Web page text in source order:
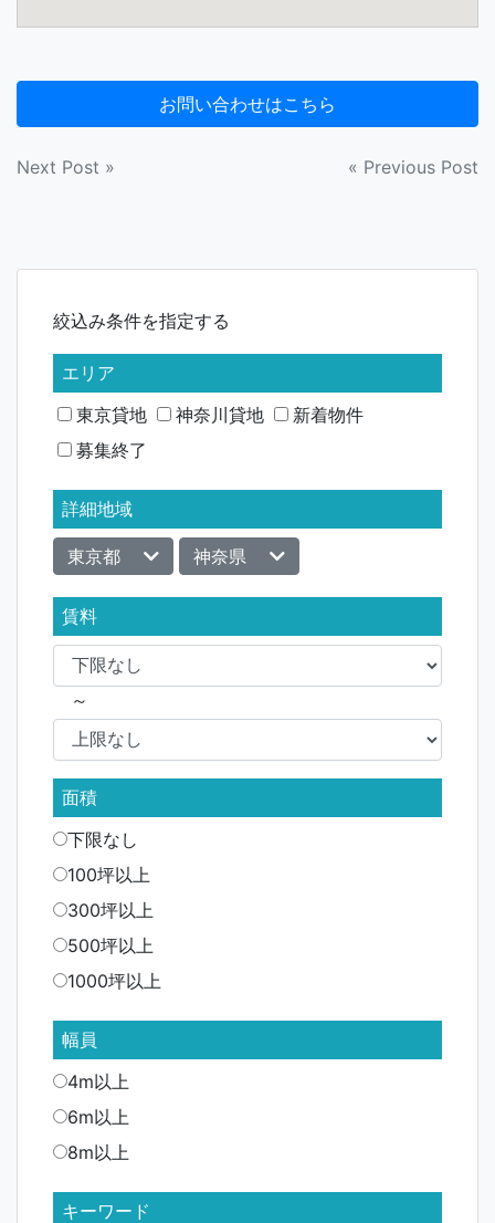
投
ナ
« Previous Post
Next Post »
絞込み条件を指定する
エリア
東京貸地
神奈川貸地
新着物件
募集終了
詳細地域
東京都 神奈県
賃料
～
面積
下限なし
100坪以上
300坪以上
500坪以上
1000坪以上
幅員
4m以上
6m以上
8m以上
キーワード